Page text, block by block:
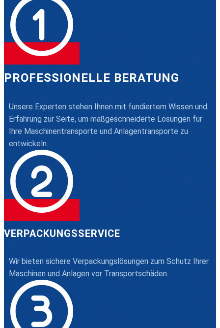
PROFESSIONELLE BERATUNG
Unsere Experten stehen Ihnen mit fundiertem Wissen und
Erfahrung zur Seite, um maßgeschneiderte Lösungen für
Ihre Maschinentransporte und Anlagentransporte zu
entwickeln.
VERPACKUNGSSERVICE
Wir bieten sichere Verpackungslösungen zum Schutz Ihrer
Maschinen und Anlagen vor Transportschäden.